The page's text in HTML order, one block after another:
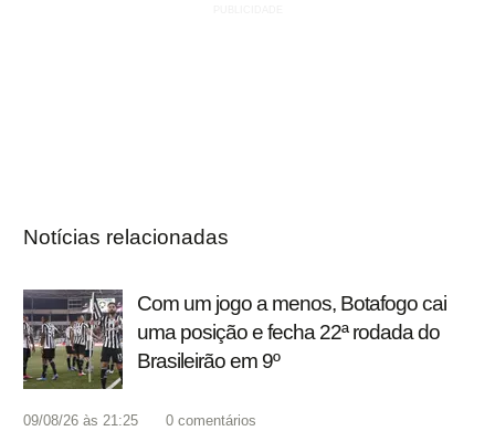
Notícias relacionadas
Com um jogo a menos, Botafogo cai
uma posição e fecha 22ª rodada do
Brasileirão em 9º
09/08/26 às 21:25 0 comentários